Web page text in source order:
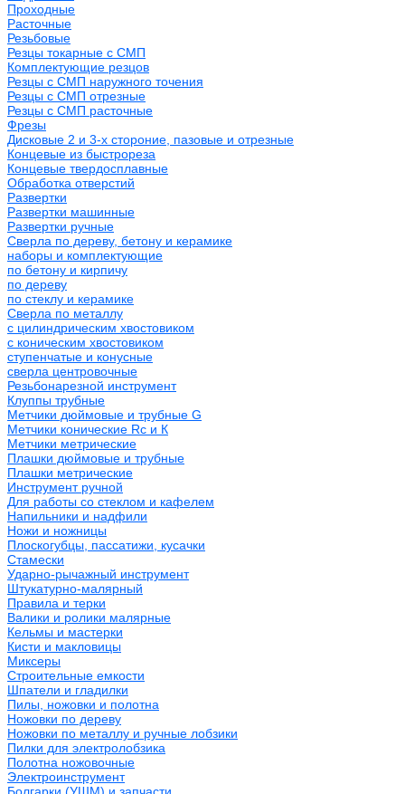
Проходные
Расточные
Резьбовые
Резцы токарные с СМП
Комплектующие резцов
Резцы с СМП наружного точения
Резцы с СМП отрезные
Резцы с СМП расточные
Фрезы
Дисковые 2 и 3-х стороние, пазовые и отрезные
Концевые из быстрореза
Концевые твердосплавные
Обработка отверстий
Развертки
Развертки машинные
Развертки ручные
Сверла по дереву, бетону и керамике
наборы и комплектующие
по бетону и кирпичу
по дереву
по стеклу и керамике
Сверла по металлу
c цилиндрическим хвостовиком
c коническим хвостовиком
cтупенчатые и конусные
сверла центровочные
Резьбонарезной инструмент
Клуппы трубные
Метчики дюймовые и трубные G
Метчики конические Rc и К
Метчики метрические
Плашки дюймовые и трубные
Плашки метрические
Инструмент ручной
Для работы со стеклом и кафелем
Напильники и надфили
Ножи и ножницы
Плоскогубцы, пассатижи, кусачки
Стамески
Ударно-рычажный инструмент
Штукатурно-малярный
Правила и терки
Валики и ролики малярные
Кельмы и мастерки
Кисти и макловицы
Миксеры
Строительные емкости
Шпатели и гладилки
Пилы, ножовки и полотна
Ножовки по дереву
Ножовки по металлу и ручные лобзики
Пилки для электролобзика
Полотна ножовочные
Электроинструмент
Болгарки (УШМ) и запчасти